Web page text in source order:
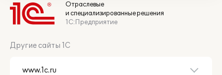
Отраслевые
и специализированные решения
1С:Предприятие
Другие сайты 1С